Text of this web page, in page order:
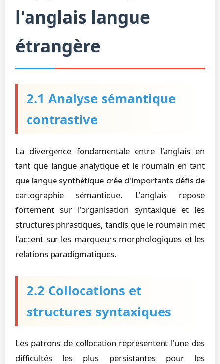
l'anglais langue
étrangère
2.1 Analyse sémantique
contrastive
La divergence fondamentale entre l'anglais en
tant que langue analytique et le roumain en tant
que langue synthétique crée d'importants défis de
cartographie sémantique. L'anglais repose
fortement sur l'organisation syntaxique et les
structures phrastiques, tandis que le roumain met
l'accent sur les marqueurs morphologiques et les
relations paradigmatiques.
2.2 Collocations et
structures syntaxiques
Les patrons de collocation représentent l'une des
difficultés les plus persistantes pour les